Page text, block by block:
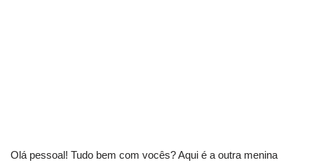
Olá pessoal! Tudo bem com vocês? Aqui é a outra menina